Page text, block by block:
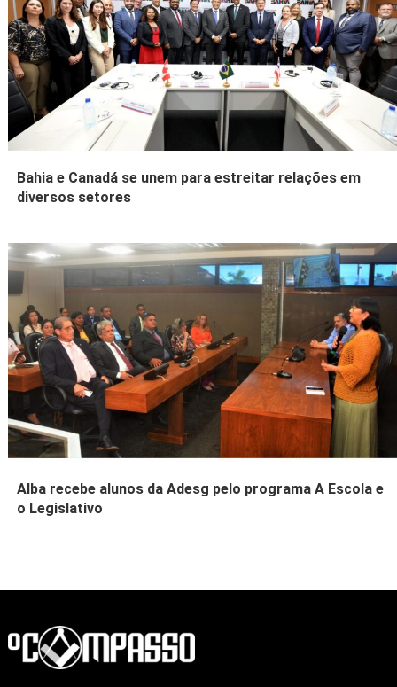
Bahia e Canadá se unem para estreitar relações em
diversos setores
Alba recebe alunos da Adesg pelo programa A Escola e
o Legislativo